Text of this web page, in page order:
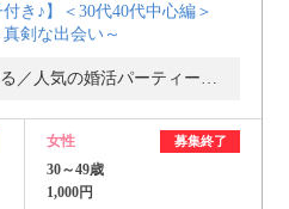
き♪】＜30代40代中心編＞
剣な出会い～
女性 募集終了
30～49歳
1,000円